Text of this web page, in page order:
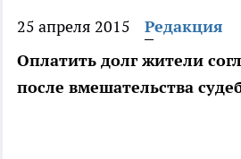
25 апреля 2015
Редакция
Оплатить долг жители
после вмешательства